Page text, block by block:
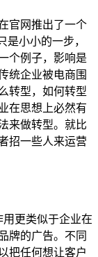
官网推出了一个
是小小的一步，
个例子，影响是
统企业被电商围
转型，如何转型
在思想上必然有
来做转型。就比
招一些人来运营
更类似于企业在
牌的广告。不同
把任何想让客户